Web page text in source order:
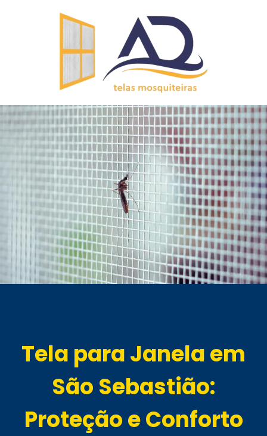
Tela para Janela em
São Sebastião:
Proteção e Conforto